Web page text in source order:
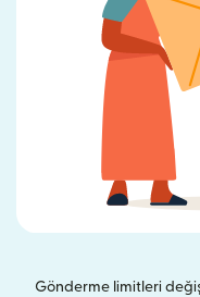
Gönderme limitleri